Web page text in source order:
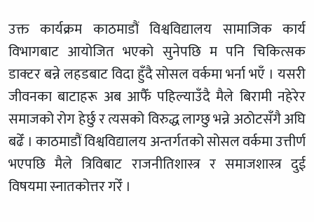
उक्त कार्यक्रम काठमाडौं विश्वविद्यालय सामाजिक कार्य
विभागबाट आयोजित भएको सुनेपछि म पनि चिकित्सक
डाक्टर बन्ने लहडबाट विदा हुँदै सोसल वर्कमा भर्ना भएँ । यसरी
जीवनका बाटाहरू अब आफैँ पहिल्याउँदै मैले बिरामी नहेरेर
समाजको रोग हेर्छु र त्यसको विरुद्ध लाग्छु भन्ने अठोटसँगै अघि
बढेँ । काठमाडौं विश्वविद्यालय अन्तर्गतको सोसल वर्कमा उत्तीर्ण
भएपछि मैले त्रिविबाट राजनीतिशास्त्र र समाजशास्त्र दुई
विषयमा स्नातकोत्तर गरेँ ।